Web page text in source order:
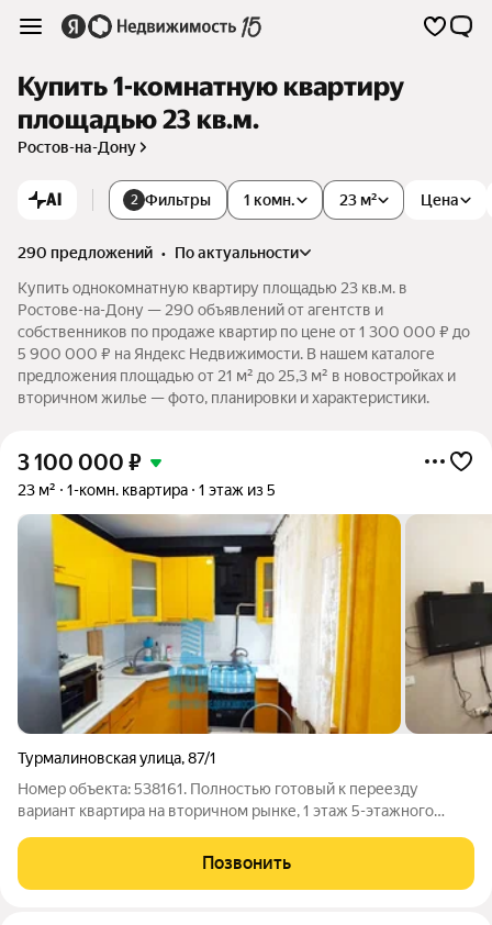
Купить 1-комнатную квартиру
площадью 23 кв.м.
Ростов-на-Дону
AI 2 Фильтры 1 комн. Цена
23 м²
290 предложений •
по актуальности
Купить однокомнатную квартиру площадью 23 кв.м. в
Ростове-на-Дону — 290 объявлений от агентств и
собственников по продаже квартир по цене от 1 300 000 ₽ до
5 900 000 ₽ на Яндекс Недвижимости. В нашем каталоге
предложения площадью от 21 м² до 25,3 м² в новостройках и
вторичном жилье — фото, планировки и характеристики.
3 100 000 ₽
23 м² 1-комн. квартира 1 этаж из 5
Турмалиновская улица,87/1
Номер объекта: 538161. Полностью готовый к переезду
вариант квартира на вторичном рынке, 1 этаж 5-этажного
отдельной кухней, полностью с ремонтом. При продаже
остается мебель. Проводка, трубы,
Позвонить